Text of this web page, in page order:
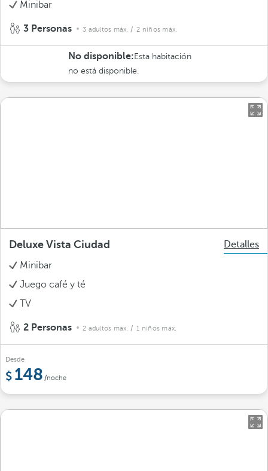
Minibar
3 Personas 3 adultos máx. / 2 niños máx.
No disponible: Esta habitación
no está disponible.
Deluxe Vista Ciudad
Detalles
Minibar
Juego café y té
TV
2 Personas 2 adultos máx. / 1 niños máx.
Desde
148 /noche